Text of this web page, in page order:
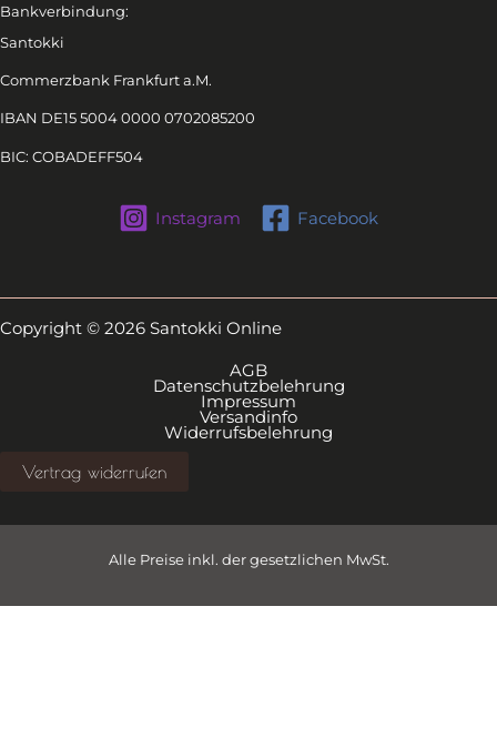
Bankverbindung:
Santokki
Commerzbank Frankfurt a.M.
IBAN DE15 5004 0000 0702085200
BIC: COBADEFF504
Instagram Facebook
Copyright © 2026 Santokki Online
AGB
Datenschutzbelehrung
Impressum
Versandinfo
Widerrufsbelehrung
Vertrag widerrufen
Alle Preise inkl. der gesetzlichen MwSt.